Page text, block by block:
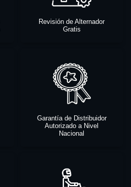
Revisión de Alternador
Gratis
Garantía de Distribuidor
Autorizado a Nivel
Nacional